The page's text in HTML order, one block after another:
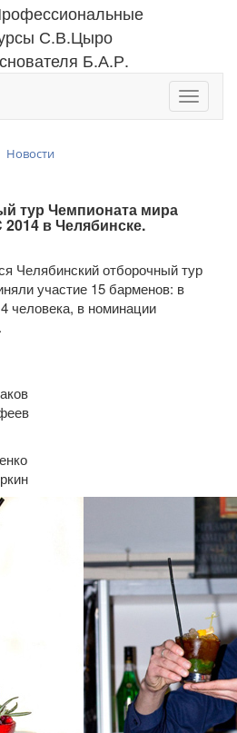
С.В.Цыро
Б.А.Р.
Toggle
Новости
тур Чемпионата мира
в Челябинске.
Челябинский отборочный тур
участие 15 барменов: в
человека, в номинации